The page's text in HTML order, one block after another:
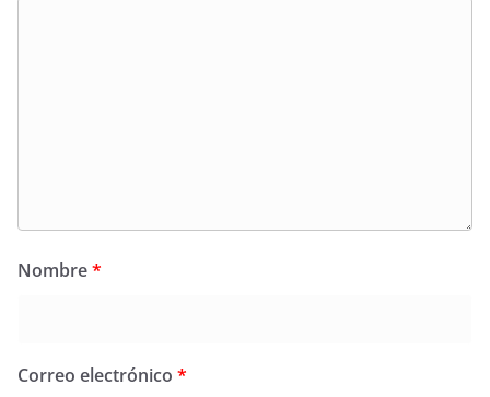
Nombre*
Correo electrónico *